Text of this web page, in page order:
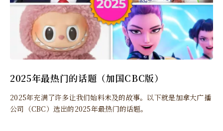
2025年最热门的话题（加国CBC版）
2025年充满了许多让我们始料未及的故事。以下就是加拿大广播
公司（CBC）选出的2025年最热门的话题。